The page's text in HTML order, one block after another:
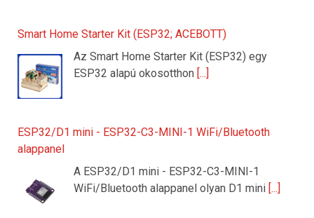
Smart Home Starter Kit (ESP32; ACEBOTT)
Az Smart Home Starter Kit (ESP32) egy
ESP32 alapú okosotthon [...]
ESP32/D1 mini - ESP32-C3-MINI-1 WiFi/Bluetooth
alappanel
A ESP32/D1 mini - ESP32-C3-MINI-1
WiFi/Bluetooth alappanel olyan D1 mini [...]